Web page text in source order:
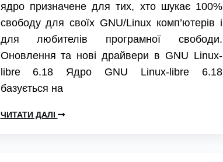
ядро призначене для тих, хто шукає 100%
свободу для своїх GNU/Linux комп’ютерів і
для любителів програмної свободи.
Оновлення та нові драйвери в GNU Linux-
libre 6.18 Ядро GNU Linux-libre 6.18
базується на
ЧИТАТИ ДАЛІ